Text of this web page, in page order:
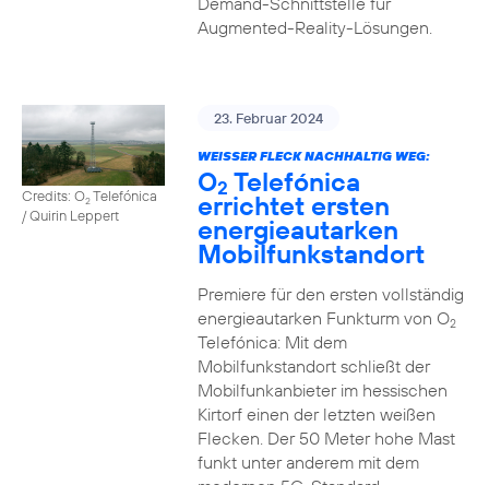
Augmented-Reality-Lösungen.
Credits: O2Telefónica
/ Quirin Leppert
23. Februar 2024
WEISSER FLECK NACHHALTIG WEG:
O2 Telefónica
errichtet ersten
energieautarken
Mobilfunkstandort
Premiere für den ersten vollständig
energieautarken Funkturm von O2
Telefónica: Mit dem
Mobilfunkstandort schließt der
Mobilfunkanbieter im hessischen
Kirtorf einen der letzten weißen
Flecken. Der 50 Meter hohe Mast
funkt unter anderem mit dem